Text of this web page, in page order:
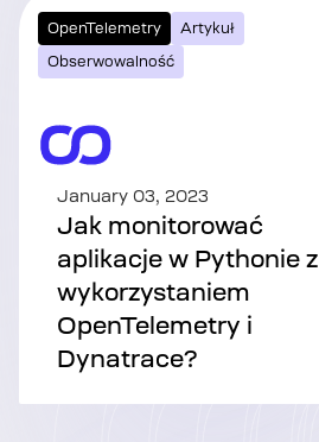
OpenTelemetry Artykuł
Obserwowalność
January 03, 2023
Jak monitorować
aplikacje w Pythonie z
wykorzystaniem
OpenTelemetry i
Dynatrace?